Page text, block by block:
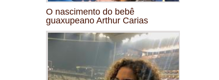
O nascimento do bebê
guaxupeano Arthur Carias